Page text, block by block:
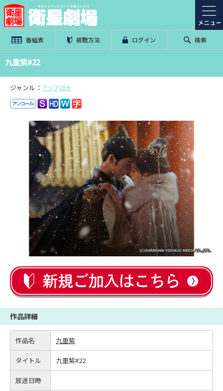
番組表 視聴方法 ログイン 検索
九重紫#22
ジャンル： アジアほか
作品詳細
作品名 九重紫
タイトル 九重紫#22
放送日時